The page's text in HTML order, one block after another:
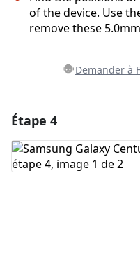
of the device. Use
remove these
Demander à
Ajouter un
Étape 4